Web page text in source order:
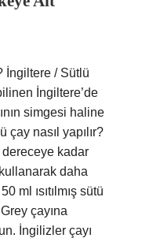
İngiltere / Sütlü
İngiltere’de
simgesi haline
nasıl yapılır?
dereceye kadar
daha
ml ısıtılmış sütü
çayına
İngilizler çayı